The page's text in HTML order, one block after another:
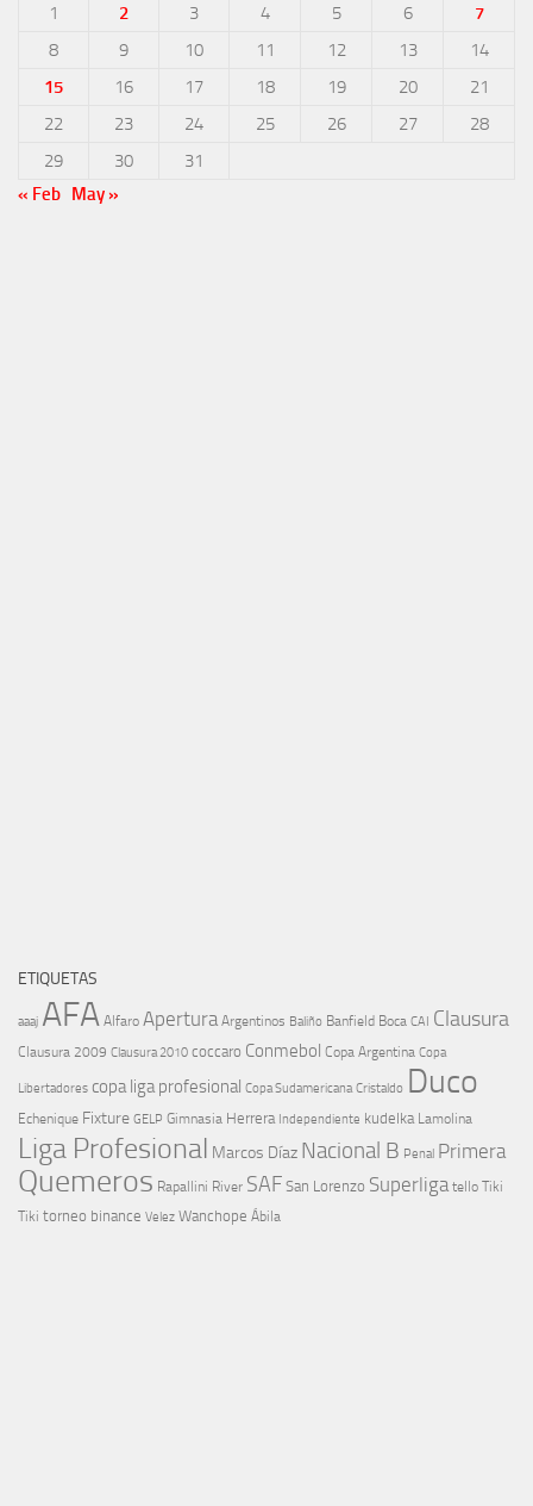
1
2 3 4 5 6
7
8
9 10 11 12 13
14
15
16 17 18 19 20
21
22
23 24 25 26 27
28
29
30
31
« Feb May »
ETIQUETAS
aaaj AFA Alfaro Apertura Argentinos Baliño Banfield Boca CAI Clausura
Clausura 2009 Clausura 2010 coccaro Conmebol Copa Argentina Copa
Libertadores copa liga profesional Copa Sudamericana Cristaldo Duco
Echenique Fixture GELP Gimnasia Herrera Independiente kudelka Lamolina
Liga Profesional Marcos Díaz Nacional B Penal Primera
Quemeros Rapallini River SAF San Lorenzo Superliga tello Tiki
Tiki torneo binance Velez Wanchope Ábila